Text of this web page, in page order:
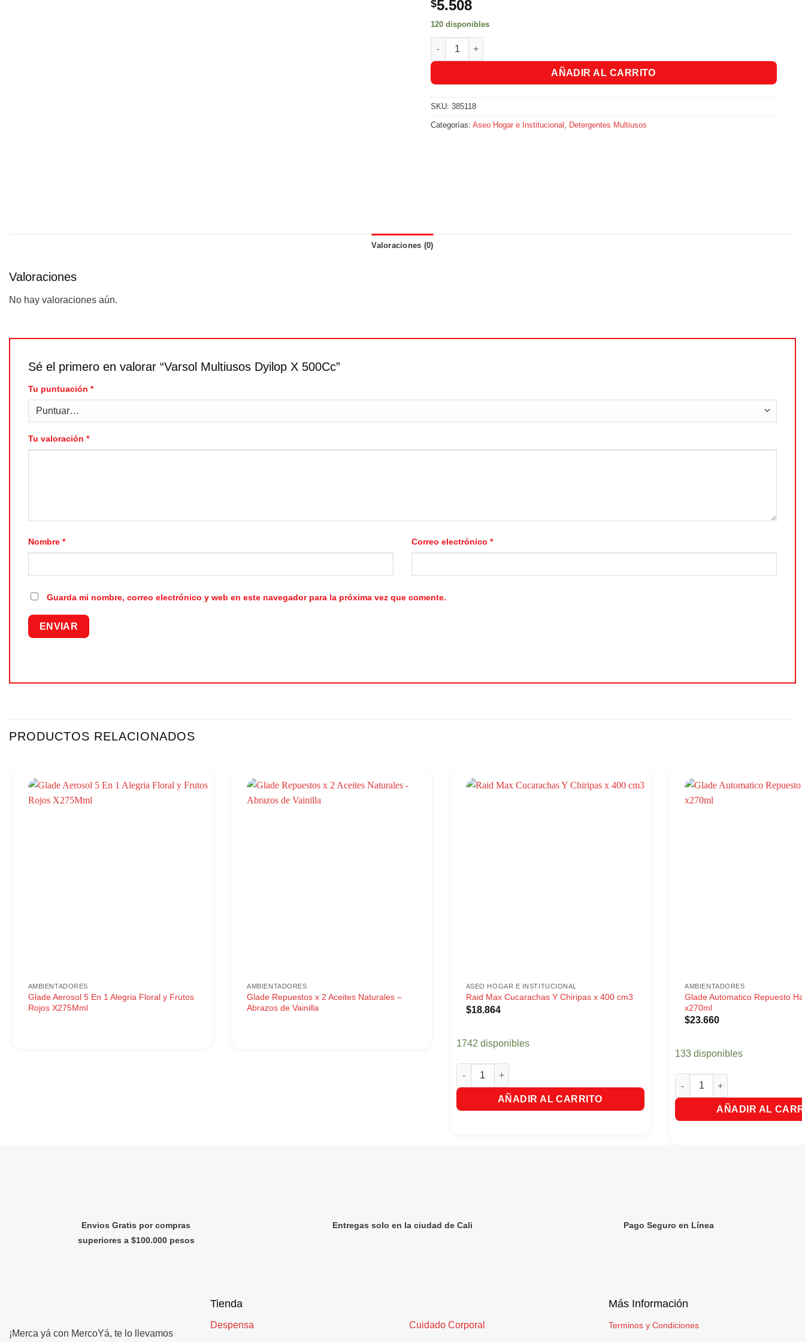
$5.508
120 disponibles
Varsol Multiusos Dyilop X 500Cc cantidad
AÑADIR AL CARRITO
SKU:385118
Categorías:Aseo Hogar e Institucional Detergentes Multiusos
Valoraciones (0)
Valoraciones
No hay valoraciones aún.
Sé el primero en valorar “Varsol Multiusos Dyilop X 500Cc”
Tu puntuación *
Tu valoración *
Nombre * Correo electrónico *
Guarda mi nombre, correo electrónico y web en este navegador para la próxima vez que comente.
PRODUCTOS RELACIONADOS
AMBIENTADORES
Glade Aerosol 5 En 1 Alegria Floral y Frutos
Rojos X275Mml
AMBIENTADORES
Glade Repuestos x 2 Aceites Naturales –
Abrazos de Vainilla
ASEO HOGAR E INSTITUCIONAL
Raid Max Cucarachas Y Chiripas x 400 cm3
$18.864
1742 disponibles
Raid Max Cucarachas Y Chiripas x 400 cm3 cantidad
AÑADIR AL CARRITO
AMBIENTADORES
Glade Automatico Repuesto
x270ml
$23.660
133 disponibles
Glade Automatico Repuesto
AÑADIR AL
Envios Gratis por compras
superiores a $100.000 pesos
Entregas solo en la ciudad de Cali Pago Seguro en Línea
¡Merca yá con MercoYá, te lo llevamos
Tienda
Despensa Cuidado Corporal
Más Información
Terminos y Condiciones